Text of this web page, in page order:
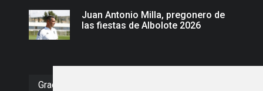
Juan Antonio Milla, pregonero de
las fiestas de Albolote 2026
Gracias :)